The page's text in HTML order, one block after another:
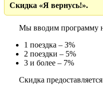
Скидка «Я вернусь!».
Мы вводим программу
1 поездка – 3%
2 поездки – 5%
3 и более – 7%
Скидка предоставляется